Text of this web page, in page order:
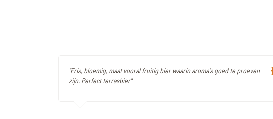
"Fris, bloemig, maat vooral fruitig bier waarin aroma's goed te proeven
zijn. Perfect terrasbier"